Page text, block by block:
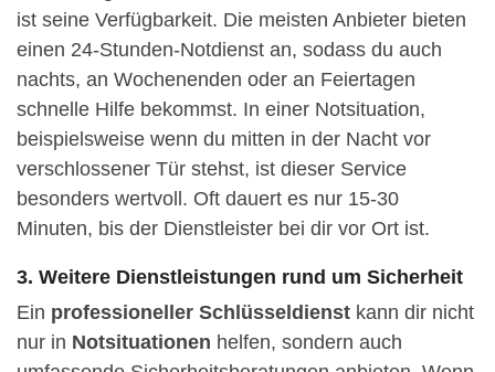
ist seine Verfügbarkeit. Die meisten Anbieter bieten
einen 24-Stunden-Notdienst an, sodass du auch
nachts, an Wochenenden oder an Feiertagen
schnelle Hilfe bekommst. In einer Notsituation,
beispielsweise wenn du mitten in der Nacht vor
verschlossener Tür stehst, ist dieser Service
besonders wertvoll. Oft dauert es nur 15-30
Minuten, bis der Dienstleister bei dir vor Ort ist.
3. Weitere Dienstleistungen rund um Sicherheit
Ein professioneller Schlüsseldienst kann dir nicht
nur in Notsituationen helfen, sondern auch